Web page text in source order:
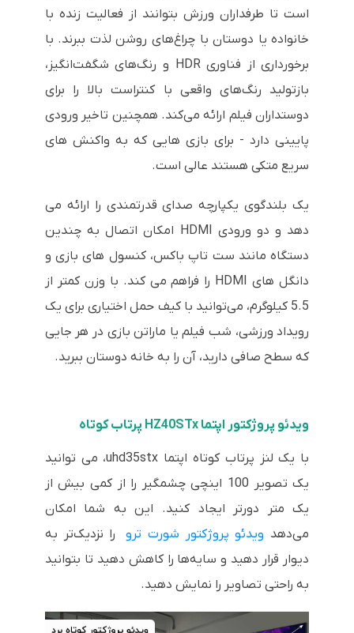
است تا طرفداران ورزش بتوانند از فعالیت زنده با
خانواده یا دوستان با چراغ‌های روشن لذت ببرند. با
برخورداری از فناوری HDR و رنگ‌های شگفت‌انگیز،
بازتولید رنگ‌های واقعی با کنتراست بالا را برای
دوستداران فیلم ارائه می‌کند. همچنین تاخیر ورودی
پایینی دارد - برای بازی هایی که به واکنش های
سریع متکی هستند عالی است.
یک بلندگوی یکپارچه صدای قدرتمندی را ارائه می
دهد و دو ورودی HDMI امکان اتصال به چندین
دستگاه مانند ست تاپ باکس، کنسول های بازی و
دانگل های HDMI را فراهم می کند. با وزن کمتر از
5.5 کیلوگرم، می‌توانید با کیف حمل اختیاری برای یک
رویداد ورزشی، شب فیلم یا ماراتن بازی در هر جایی
که سطح صافی دارید، آن را به خانه دوستان ببرید.
ویدئو پروژکتور اپتما HZ40STx پرتاب کوتاه
با یک لنز پرتاب کوتاه اپتما uhd35stx، می توانید
یک تصویر 100 اینچی چشمگیر را از کمی بیش از
یک متر دورتر ایجاد کنید. این به شما امکان
می‌دهد ویدئو پروژکتور شورت ترو را نزدیک‌تر به
دیوار قرار دهید و سایه‌ها را کاهش دهید تا بتوانید
به راحتی تصاویر را نمایش دهید.